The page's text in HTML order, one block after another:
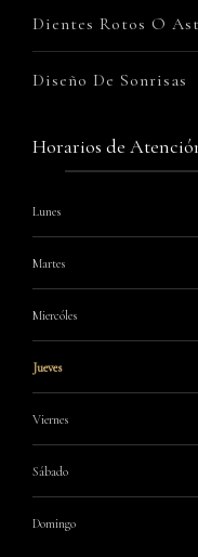
Dientes Rotos O
Diseño De Sonrisas
Horarios de
Lunes
Martes
Miercóles
Jueves
Viernes
Sábado
Domingo